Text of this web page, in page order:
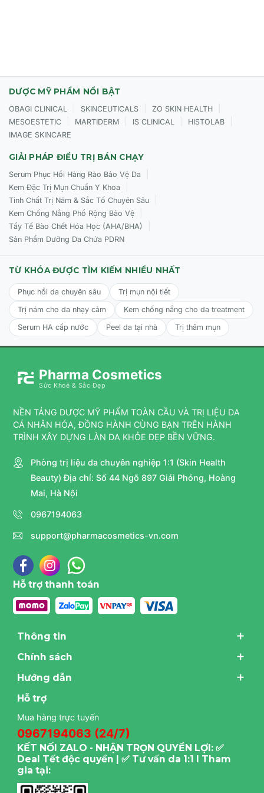
DƯỢC MỸ PHẨM NỔI BẬT
OBAGI CLINICAL SKINCEUTICALS ZO SKIN HEALTH
MESOESTETIC MARTIDERM IS CLINICAL HISTOLAB
IMAGE SKINCARE
GIẢI PHÁP ĐIỀU TRỊ BÁN CHẠY
Serum Phục Hồi Hàng Rào Bảo Vệ Da
Kem Đặc Trị Mụn Chuẩn Y Khoa
Tinh Chất Trị Nám & Sắc Tố Chuyên Sâu
Kem Chống Nắng Phổ Rộng Bảo Vệ
Tẩy Tế Bào Chết Hóa Học (AHA/BHA)
Sản Phẩm Dưỡng Da Chứa PDRN
TỪ KHÓA ĐƯỢC TÌM KIẾM NHIỀU NHẤT
Phục hồi da chuyên sâu
Trị mụn nội tiết
Trị nám cho da nhạy cảm
Kem chống nắng cho da treatment
Serum HA cấp nước
Peel da tại nhà Trị thâm mụn
Pharma Cosmetics
Sức Khoẻ & Sắc Đẹp
NỀN TẢNG DƯỢC MỸ PHẨM TOÀN CẦU VÀ TRỊ LIỆU DA
CÁ NHÂN HÓA, ĐỒNG HÀNH CÙNG BẠN TRÊN HÀNH
TRÌNH XÂY DỰNG LÀN DA KHỎE ĐẸP BỀN VỮNG.
Phòng trị liệu da chuyên nghiệp 1:1 (Skin Health
Beauty) Địa chỉ: Số 44 Ngõ 897 Giải Phóng, Hoàng
Mai, Hà Nội
0967194063
support@pharmacosmetics-vn.com
Hỗ trợ thanh toán
Thông tin
Chính sách
Hướng dẫn
Hỗ trợ
Mua hàng trực tuyến
0967194063 (24/7)
KẾT NỐI ZALO - NHẬN TRỌN QUYỀN LỢI: ✅
Deal Tết độc quyền | ✅ Tư vấn da 1:1 I Tham
gia tại: